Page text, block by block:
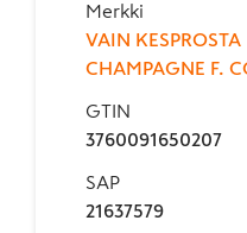
Merkki
VAIN KESPROSTA
CHAMPAGNE F.
GTIN
3760091650207
SAP
21637579